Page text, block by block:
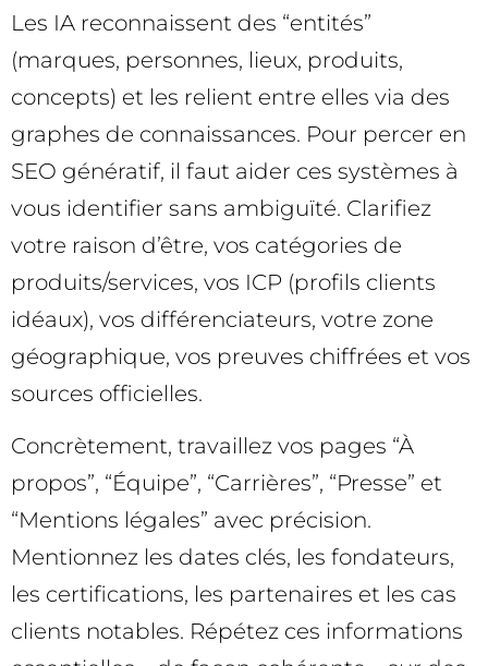
Les IA reconnaissent des “entités”
(marques, personnes, lieux, produits,
concepts) et les relient entre elles via des
graphes de connaissances. Pour percer en
SEO génératif, il faut aider ces systèmes à
vous identifier sans ambiguïté. Clarifiez
votre raison d’être, vos catégories de
produits/services, vos ICP (profils clients
idéaux), vos différenciateurs, votre zone
géographique, vos preuves chiffrées et vos
sources officielles.
Concrètement, travaillez vos pages “À
propos”, “Équipe”, “Carrières”, “Presse” et
“Mentions légales” avec précision.
Mentionnez les dates clés, les fondateurs,
les certifications, les partenaires et les cas
clients notables. Répétez ces informations